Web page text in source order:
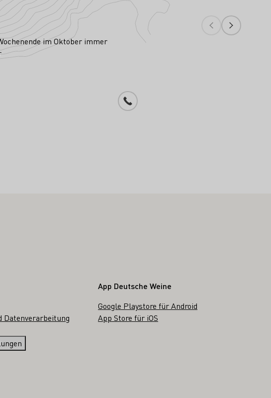
im Oktober immer
Telefonnummer
Datenverarbeitung
App Deutsche Weine
Google Playstore für Android
App Store für iOS